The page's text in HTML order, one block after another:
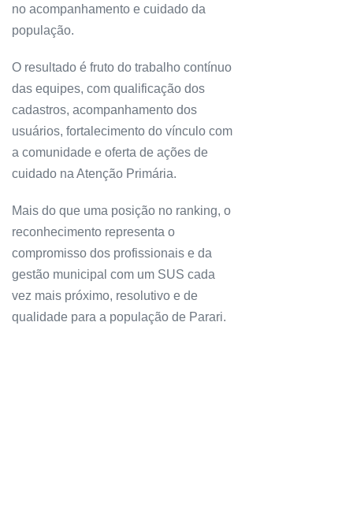
no acompanhamento e cuidado da
população.
O resultado é fruto do trabalho contínuo
das equipes, com qualificação dos
cadastros, acompanhamento dos
usuários, fortalecimento do vínculo com
a comunidade e oferta de ações de
cuidado na Atenção Primária.
Mais do que uma posição no ranking, o
reconhecimento representa o
compromisso dos profissionais e da
gestão municipal com um SUS cada
vez mais próximo, resolutivo e de
qualidade para a população de Parari.